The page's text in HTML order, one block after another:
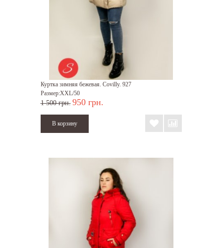
Куртка зимняя бежевая. Covilly. 927
Размер:XXL/50
1 500 грн. 950 грн.